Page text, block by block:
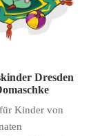
Dresden
Kinder von